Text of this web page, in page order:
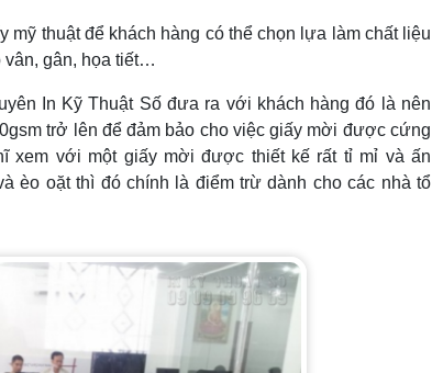
mỹ thuật để khách hàng có thể chọn lựa làm chất liệu
vân, gân, họa tiết…
In Kỹ Thuật Số đưa ra với khách hàng đó là nên
trở lên để đảm bảo cho việc giấy mời được cứng
xem với một giấy mời được thiết kế rất tỉ mỉ và ấn
èo oặt thì đó chính là điểm trừ dành cho các nhà tổ